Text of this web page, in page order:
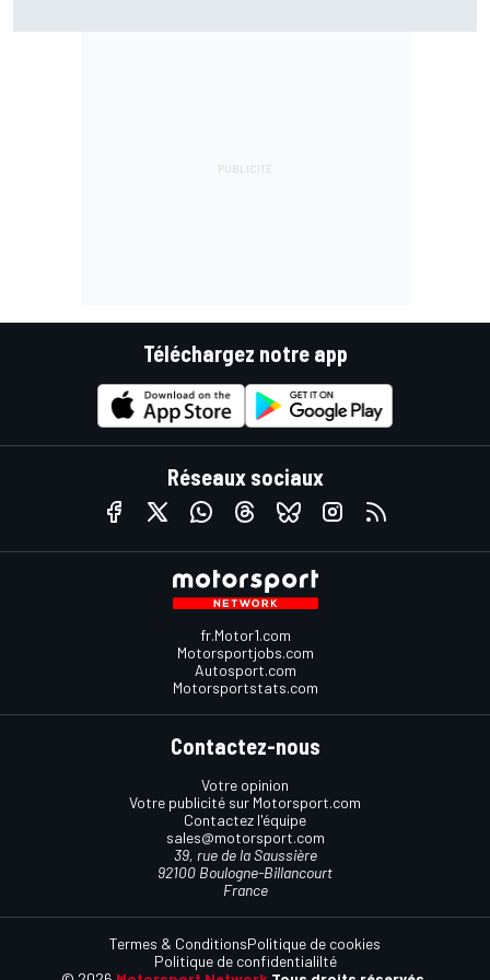
Téléchargez notre app
Réseaux sociaux
fr.Motor1.com
Motorsportjobs.com
Autosport.com
Motorsportstats.com
Contactez-nous
Votre opinion
Votre publicité sur Motorsport.com
Contactez l'équipe
sales@motorsport.com
39, rue de la Saussière
92100 Boulogne-Billancourt
France
Termes & ConditionsPolitique de cookies
Politique de confidentialilté